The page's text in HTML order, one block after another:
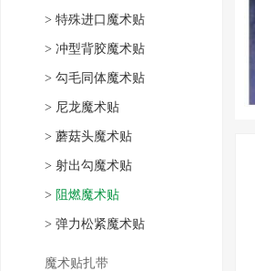
> 特殊进口魔术贴
> 冲型背胶魔术贴
> 勾毛同体魔术贴
> 尼龙魔术贴
> 蘑菇头魔术贴
> 射出勾魔术贴
> 阻燃魔术贴
> 弹力松紧魔术贴
魔术贴扎带